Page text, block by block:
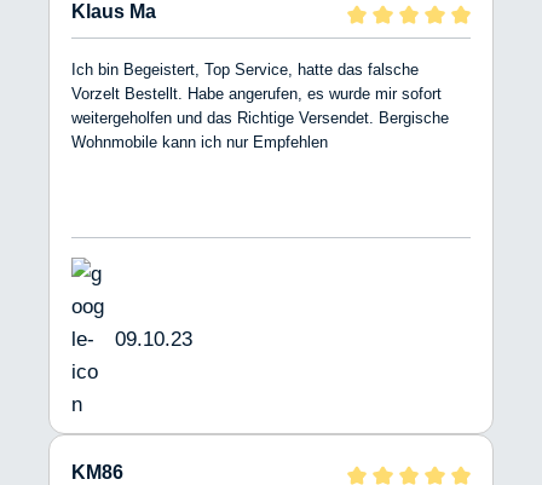
Klaus Ma
Ich bin Begeistert, Top Service, hatte das falsche
Vorzelt Bestellt. Habe angerufen, es wurde mir sofort
weitergeholfen und das Richtige Versendet. Bergische
Wohnmobile kann ich nur Empfehlen
09.10.23
KM86